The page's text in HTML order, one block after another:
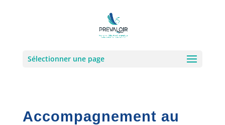
Sélectionner une page
Accompagnement au